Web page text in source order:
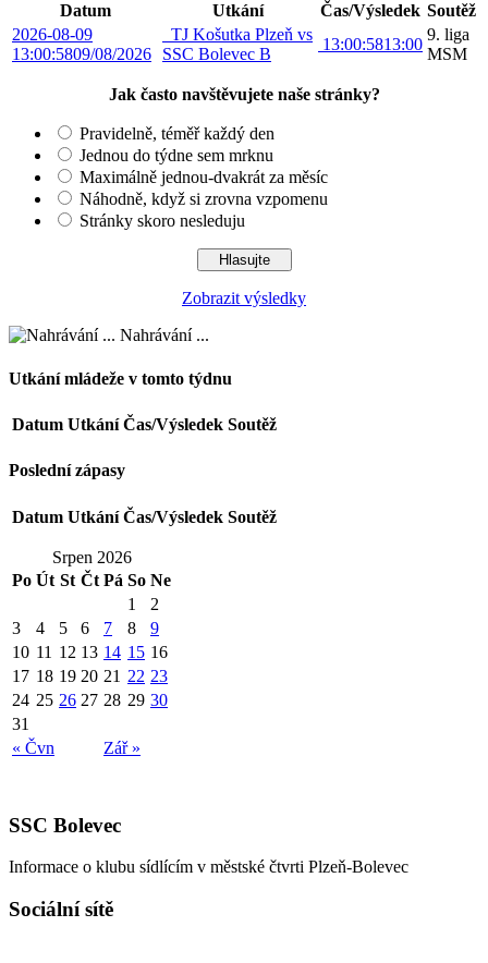
Datum Utkání Čas/Výsledek Soutěž
2026-08-09
13:00:5809/08/2026
TJ Košutka Plzeň vs
SSC Bolevec B
13:00:5813:00
9. liga
MSM
Jak často navštěvujete naše stránky?
Pravidelně, téměř každý den
Jednou do týdne sem mrknu
Maximálně jednou-dvakrát za měsíc
Náhodně, když si zrovna vzpomenu
Stránky skoro nesleduju
Zobrazit výsledky
Nahrávání ...
Utkání mládeže v tomto týdnu
Datum Utkání Čas/Výsledek Soutěž
Poslední zápasy
Datum Utkání Čas/Výsledek Soutěž
Srpen 2026
Po Út St Čt Pá So Ne
« Čvn Zář »
1
2
3
4 5 6 7 8
9
10 11 12 13 14 15 16
17 18 19 20 21 22 23
24 25 26 27 28 29 30
31
SSC Bolevec
Informace o klubu sídlícím v městské čtvrti Plzeň-Bolevec
Sociální sítě